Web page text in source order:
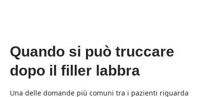
Quando si può truccare
dopo il filler labbra
Una delle domande più comuni tra i pazienti riguarda